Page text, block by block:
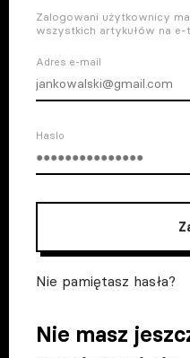
Zalogowani użytkownicy
wszystkich artykułów na e-
Adres e-mail
Haslo
Nie pamiętasz hasła?
Nie masz